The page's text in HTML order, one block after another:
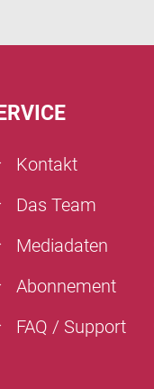
Kontakt
Das Team
Mediadaten
Abonnement
FAQ / Support